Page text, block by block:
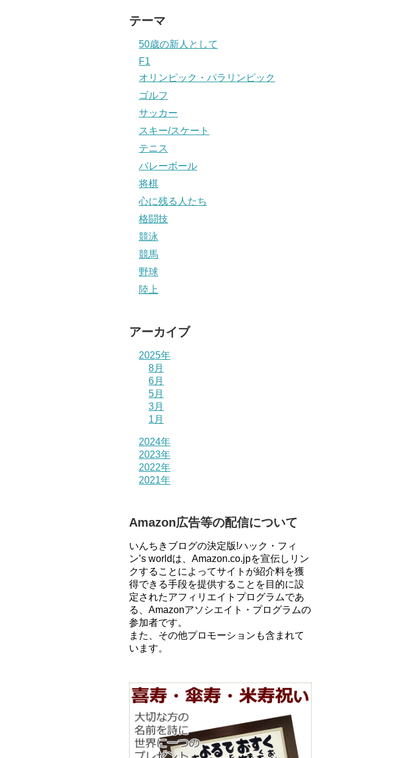
テーマ
50歳の新人として
F1
オリンピック・パラリンピック
ゴルフ
サッカー
スキー/スケート
テニス
バレーボール
将棋
心に残る人たち
格闘技
競泳
競馬
野球
陸上
アーカイブ
2025年
8月
6月
5月
3月
1月
2024年
2023年
2022年
2021年
Amazon広告等の配信について
いんちきブログの決定版!ハック・フィ
ン’s worldは、Amazon.co.jpを宣伝しリン
クすることによってサイトが紹介料を獲
得できる手段を提供することを目的に設
定されたアフィリエイトプログラムであ
る、Amazonアソシエイト・プログラムの
参加者です。
また、その他プロモーションも含まれて
います。